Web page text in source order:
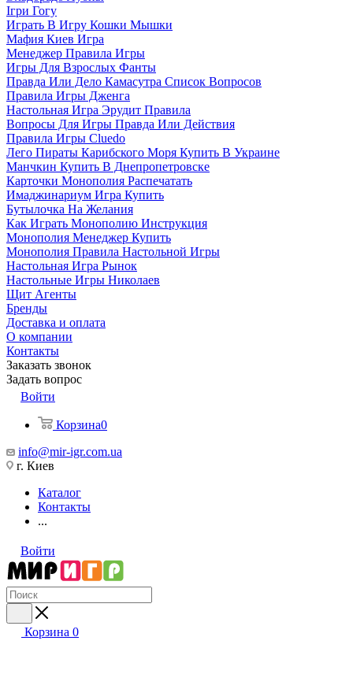
Ігри Гогу
Играть В Игру Кошки Мышки
Мафия Киев Игра
Менеджер Правила Игры
Игры Для Взрослых Фанты
Правда Или Дело Камасутра Список Вопросов
Правила Игры Дженга
Настольная Игра Эрудит Правила
Вопросы Для Игры Правда Или Действия
Правила Игры Cluedo
Лего Пираты Карибского Моря Купить В Украине
Манчкин Купить В Днепропетровске
Карточки Монополия Распечатать
Имаджинариум Игра Купить
Бутылочка На Желания
Как Играть Монополию Инструкция
Монополия Менеджер Купить
Монополия Правила Настольной Игры
Настольная Игра Рынок
Настольные Игры Николаев
Щит Агенты
Бренды
Доставка и оплата
О компании
Контакты
Заказать звонок
Задать вопрос
Войти
Корзина0
info@mir-igr.com.ua
г. Киев
Каталог
Контакты
...
Войти
Корзина 0